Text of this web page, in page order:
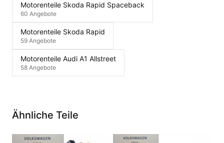
Motorenteile Skoda Rapid Spaceback
60 Angebote
Motorenteile Skoda Rapid
59 Angebote
Motorenteile Audi A1 Allstreet
58 Angebote
Ähnliche Teile